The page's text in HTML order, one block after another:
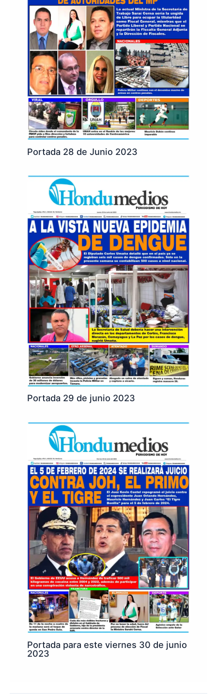
Portada 28 de Junio 2023
Portada 29 de junio 2023
Portada para este viernes 30 de junio
2023